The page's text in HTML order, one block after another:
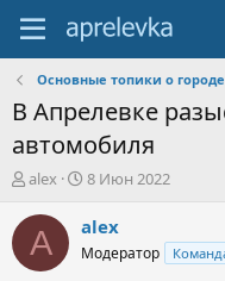
Основные топики о городе
В Апрелевке
автомобиля
А
т
о
р
alex
Д
т
н
8 Июн 2022
A alex
Модератор